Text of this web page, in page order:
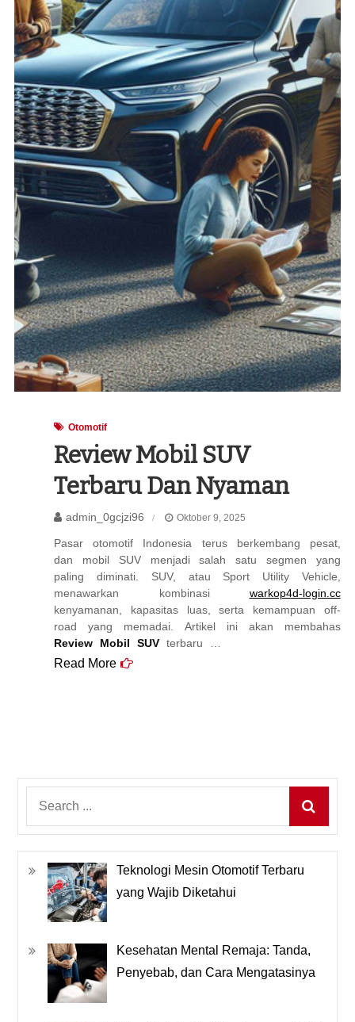
Otomotif
Review Mobil SUV
Terbaru Dan Nyaman
admin_0gcjzi96 Oktober 9, 2025
Pasar otomotif Indonesia terus berkembang pesat,
dan mobil SUV menjadi salah satu segmen yang
paling diminati. SUV, atau Sport Utility Vehicle,
menawarkan kombinasi warkop4d-login.cc
kenyamanan, kapasitas luas, serta kemampuan off-
road yang memadai. Artikel ini akan membahas
Review Mobil SUV terbaru …
Read More
Teknologi Mesin Otomotif Terbaru
yang Wajib Diketahui
Kesehatan Mental Remaja: Tanda,
Penyebab, dan Cara Mengatasinya